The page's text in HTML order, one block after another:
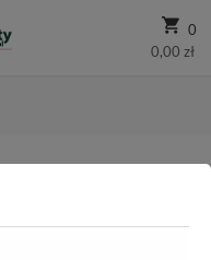
0
0,00 zł